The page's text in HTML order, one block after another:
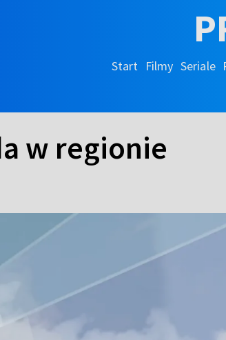
Start Filmy Seriale
w regionie